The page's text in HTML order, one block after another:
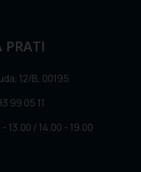
PRATI
12/B, 00195
99 05 11
13.00 / 14.00 - 19.00